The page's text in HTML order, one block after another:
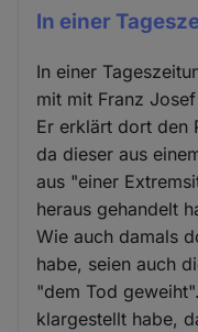
In einer
In einer
mit mit Franz
Er erklärt dort den
da dieser aus
aus "einer
heraus gehandelt
Wie auch damals
habe, seien auch
"dem Tod
klargestellt habe,